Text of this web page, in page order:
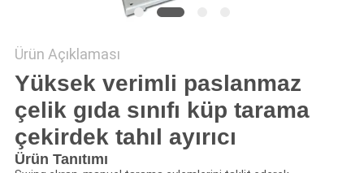
Ürün Açıklaması
Yüksek verimli paslanmaz
çelik gıda sınıfı küp tarama
çekirdek tahıl ayırıcı
Ürün Tanıtımı